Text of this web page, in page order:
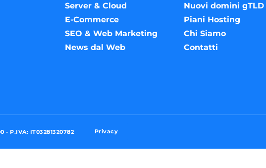
Server & Cloud
E-Commerce
SEO & Web Marketing
News dal Web
Nuovi domini gTLD
Piani Hosting
Chi Siamo
Contatti
P.IVA: IT03281320782 Privacy